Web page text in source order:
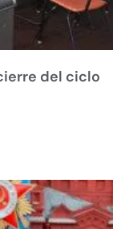
del ciclo